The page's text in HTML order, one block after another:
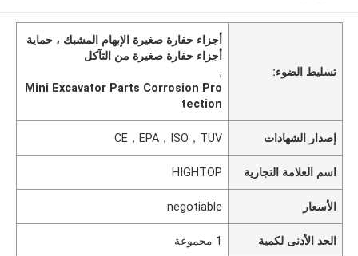
تسليط الضوء:
أجزاء حفارة صغيرة الإبهام المشبك ، حماية
أجزاء حفارة صغيرة من التآكل
,
Mini Excavator Parts Corrosion Pro
tection
إصدار الشهادات CE，EPA，ISO，TUV
اسم العلامة التجارية HIGHTOP
الأسعار negotiable
الحد الأدنى لكمية 1 مجموعة